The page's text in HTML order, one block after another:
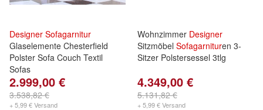
Designer Sofagarnitur
Glaselemente Chesterfield
Polster Sofa Couch Textil
Sofas
2.999,00 €
3.538,82 €
+ 5,99 € Versand
Wohnzimmer Designer
Sitzmöbel Sofagarnituren 3-
Sitzer Polstersessel 3tlg
4.349,00 €
5.131,82 €
+ 5,99 € Versand